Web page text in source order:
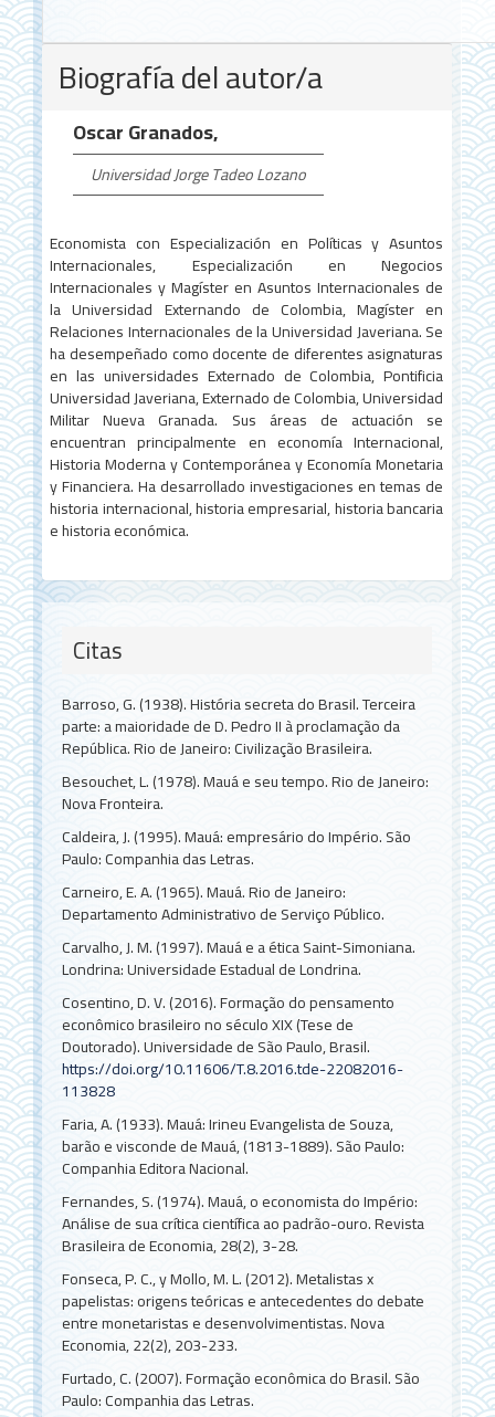
Detalles
del
artículo
Biografía del autor/a
Oscar Granados,
Universidad Jorge Tadeo Lozano
Economista con Especialización en Políticas y Asuntos
Internacionales, Especialización en Negocios
Internacionales y Magíster en Asuntos Internacionales de
la Universidad Externando de Colombia, Magíster en
Relaciones Internacionales de la Universidad Javeriana. Se
ha desempeñado como docente de diferentes asignaturas
en las universidades Externado de Colombia, Pontificia
Universidad Javeriana, Externado de Colombia, Universidad
Militar Nueva Granada. Sus áreas de actuación se
encuentran principalmente en economía Internacional,
Historia Moderna y Contemporánea y Economía Monetaria
y Financiera. Ha desarrollado investigaciones en temas de
historia internacional, historia empresarial, historia bancaria
e historia económica.
Citas
Barroso, G. (1938). História secreta do Brasil. Terceira
parte: a maioridade de D. Pedro II à proclamação da
República. Rio de Janeiro: Civilização Brasileira.
Besouchet, L. (1978). Mauá e seu tempo. Rio de Janeiro:
Nova Fronteira.
Caldeira, J. (1995). Mauá: empresário do Império. São
Paulo: Companhia das Letras.
Carneiro, E. A. (1965). Mauá. Rio de Janeiro:
Departamento Administrativo de Serviço Público.
Carvalho, J. M. (1997). Mauá e a ética Saint-Simoniana.
Londrina: Universidade Estadual de Londrina.
Cosentino, D. V. (2016). Formação do pensamento
econômico brasileiro no século XIX (Tese de
Doutorado). Universidade de São Paulo, Brasil.
https://doi.org/10.11606/T.8.2016.tde-22082016-
113828
Faria, A. (1933). Mauá: Irineu Evangelista de Souza,
barão e visconde de Mauá, (1813-1889). São Paulo:
Companhia Editora Nacional.
Fernandes, S. (1974). Mauá, o economista do Império:
Análise de sua crítica científica ao padrão-ouro. Revista
Brasileira de Economia, 28(2), 3-28.
Fonseca, P. C., y Mollo, M. L. (2012). Metalistas x
papelistas: origens teóricas e antecedentes do debate
entre monetaristas e desenvolvimentistas. Nova
Economia, 22(2), 203-233.
Furtado, C. (2007). Formação econômica do Brasil. São
Paulo: Companhia das Letras.